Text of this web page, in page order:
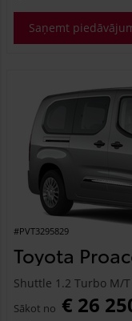
Saņemt
#PVT3295829
Toyota
Shuttle 1.2 Turbo M/
Sākot no € 26